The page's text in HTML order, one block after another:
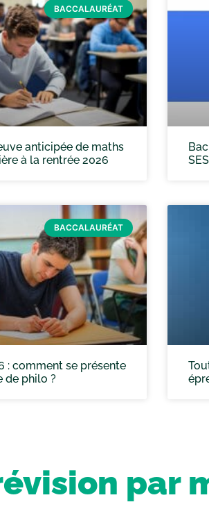
BACCALAURÉAT
anticipée de maths
à la rentrée 2026
SES
BACCALAURÉAT
: comment se présente
de philo ?
par